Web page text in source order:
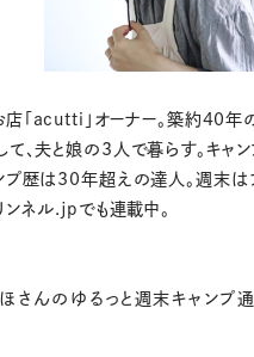
「acutti」オーナー。築約40年
て、夫と娘の3人で暮らす。キャ
プ歴は30年超えの達人。週末は
ンネル.jpでも連載中。
さんのゆるっと週末キャンプ